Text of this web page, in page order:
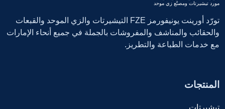
مورد تيشيرتات ومصنّع زي موحد
تورّد أورينت يونيفورمز FZE التيشيرتات والزي الموحد والقبعات
والحقائب والمناشف والمفروشات بالجملة في جميع أنحاء الإمارات
مع خدمات الطباعة والتطريز.
المنتجات
تيشيرتات